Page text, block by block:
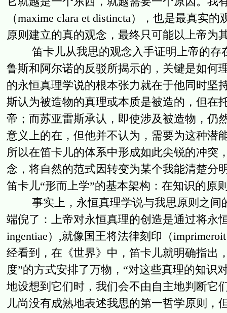
（maxime clara et distincta），也是最真实
原则建立的真的观念，最终只可能以上帝为
笛卡儿从我思的观念入手证明上帝的存
鲁斯和阿尔诺的反驳所揭示的，关键是如何
的永恒真理学说的根本张力就在于他同时坚
斯认为被造物的真理或本质是被造的，但在
帝；而苏亚雷斯承认，即使涉及被造物，仍
意义上的在，但他并不认为，需要为这种潜
所以在笛卡儿的体系中形成如此尖锐的冲突
念，将自然的范式因转变为某个我能清楚分
笛卡儿“形而上学”的基本架构：在知识的原
事实上，永恒真理学说与我思原则之间
端倪了：上帝对永恒真理的创造是通过将永
ingentiae）,就像国王将法律刻印（
经看到，在《世界》中，笛卡儿就明确指出
度”的方式安排了万物，“对这些真理的知识
地设想到它们时，我们会不由自主地判断它
儿尚没有成熟地表述我思的第一哲学原则，